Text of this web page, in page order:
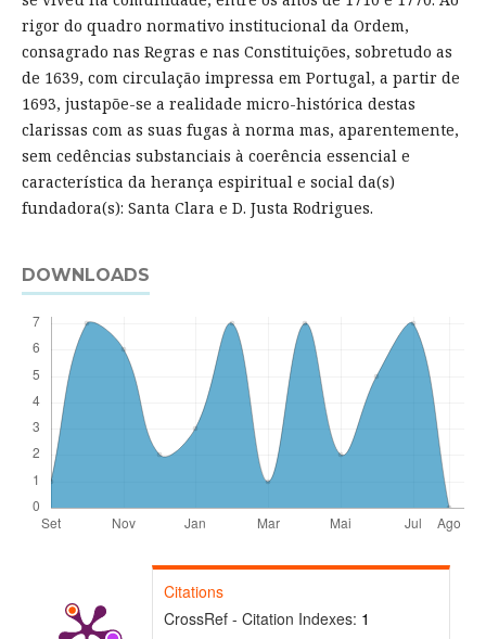
rigor do quadro normativo institucional da Ordem,
consagrado nas Regras e nas Constituições, sobretudo as
de 1639, com circulação impressa em Portugal, a partir de
1693, justapõe-se a realidade micro-histórica destas
clarissas com as suas fugas à norma mas, aparentemente,
sem cedências substanciais à coerência essencial e
característica da herança espiritual e social da(s)
fundadora(s): Santa Clara e D. Justa Rodrigues.
DOWNLOADS
Citations
CrossRef - Citation Indexes: 1